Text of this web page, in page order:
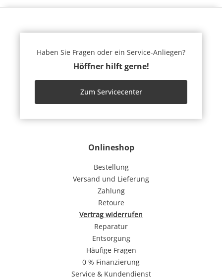
Onlineshop
Bestellung
Versand und Lieferung
Zahlung
Retoure
Vertrag widerrufen
Reparatur
Entsorgung
Häufige Fragen
0 % Finanzierung
Service & Kundendienst
Haben Sie Fragen oder ein Service-Anliegen?
Höffner hilft gerne!
Zum Servicecenter